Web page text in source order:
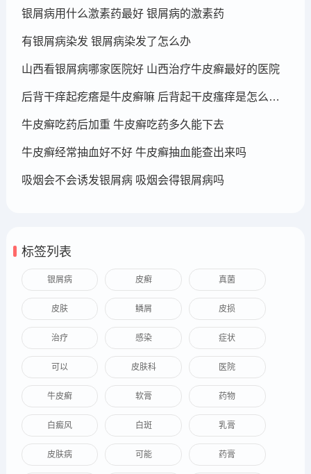
银屑病用什么激素药最好 银屑病的激素药
有银屑病染发 银屑病染发了怎么办
山西看银屑病哪家医院好 山西治疗牛皮癣最好的医院
后背干痒起疙瘩是牛皮癣嘛 后背起干皮瘙痒是怎么回事
牛皮癣吃药后加重 牛皮癣吃药多久能下去
牛皮癣经常抽血好不好 牛皮癣抽血能查出来吗
吸烟会不会诱发银屑病 吸烟会得银屑病吗
标签列表
银屑病 皮癣 真菌
皮肤 鳞屑 皮损
治疗 感染 症状
可以 皮肤科 医院
牛皮癣 软膏 药物
白癜风 白斑 乳膏
皮肤病 可能 药膏